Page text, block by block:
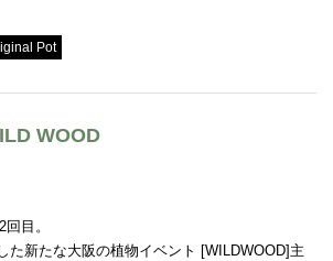
Pot
WOOD
目。
た新たな大阪の植物イベント [WILDWOOD]主